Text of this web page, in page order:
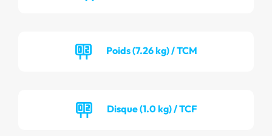
Poids (7.26 kg) / TCM
Disque (1.0 kg) / TCF